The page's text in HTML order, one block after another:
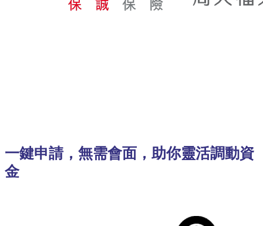
一鍵申請，無需會面，助你靈活調動資
金